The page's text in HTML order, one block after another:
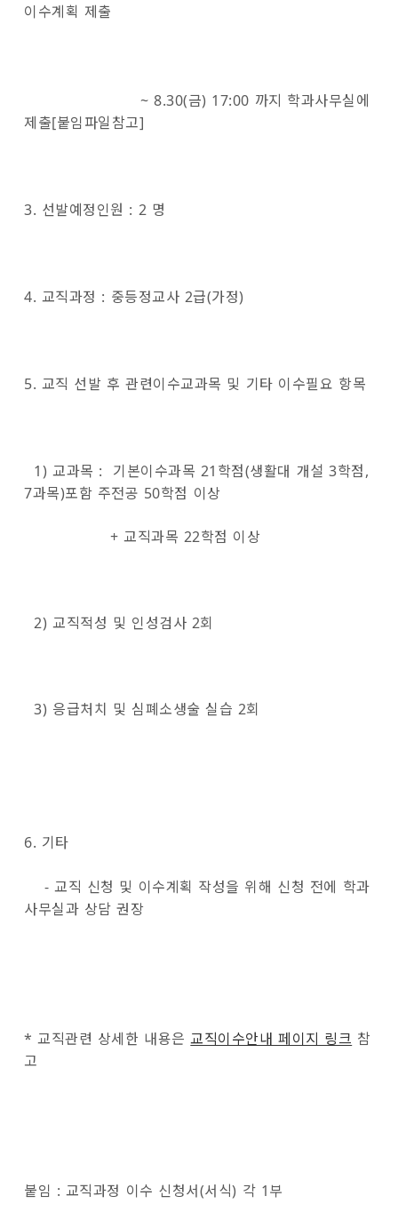
이수계획 제출
~ 8.30(금) 17:00 까지 학과사무실에
제출[붙임파일참고]
3. 선발예정인원 : 2 명
4. 교직과정 : 중등정교사 2급(가정)
5. 교직 선발 후 관련이수교과목 및 기타 이수필요 항목
1) 교과목 : 기본이수과목 21학점(생활대 개설 3학점,
7과목)포함 주전공 50학점 이상
+ 교직과목 22학점 이상
2) 교직적성 및 인성검사 2회
3) 응급처치 및 심폐소생술 실습 2회
6. 기타
- 교직 신청 및 이수계획 작성을 위해 신청 전에 학과
사무실과 상담 권장
* 교직관련 상세한 내용은교직이수안내 페이지 링크 참
고
붙임 : 교직과정 이수 신청서(서식) 각 1부